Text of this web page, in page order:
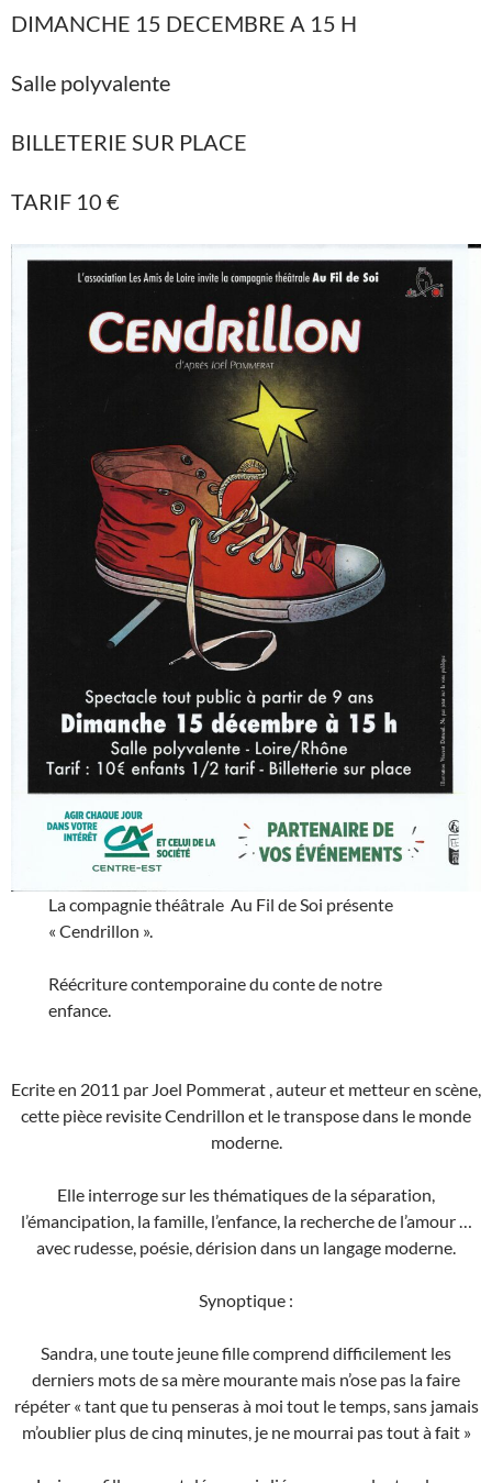
DIMANCHE 15 DECEMBRE A 15 H
Salle polyvalente
BILLETERIE SUR PLACE
TARIF 10 €
La compagnie théâtrale Au Fil de Soi présente
« Cendrillon ».
Réécriture contemporaine du conte de notre
enfance.
Ecrite en 2011 par Joel Pommerat , auteur et metteur en scène,
cette pièce revisite Cendrillon et le transpose dans le monde
moderne.
Elle interroge sur les thématiques de la séparation,
l’émancipation, la famille, l’enfance, la recherche de l’amour …
avec rudesse, poésie, dérision dans un langage moderne.
Synoptique :
Sandra, une toute jeune fille comprend difficilement les
derniers mots de sa mère mourante mais n’ose pas la faire
répéter « tant que tu penseras à moi tout le temps, sans jamais
m’oublier plus de cinq minutes, je ne mourrai pas tout à fait »